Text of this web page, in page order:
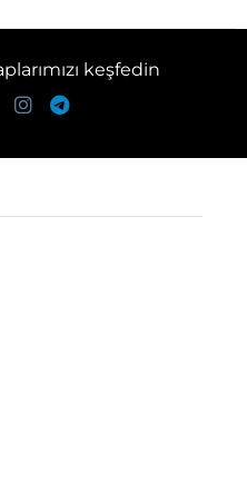
keşfedin